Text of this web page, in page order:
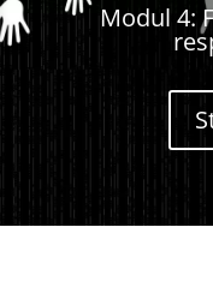
Modul 4: